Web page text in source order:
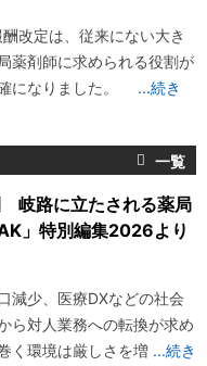
改定は、従来にない大き
薬剤師に求められる役割が
になりました。
...続き
岐路に立たされる薬局
」特別編集2026より
減少、医療DXなどの社会
ら対人業務への転換が求め
く環境は厳しさを増 ...続き